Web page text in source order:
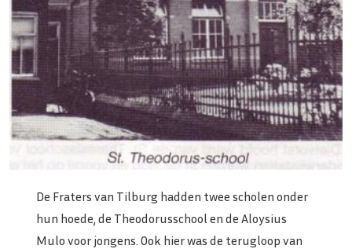
De Fraters van Tilburg hadden twee scholen onder
hun hoede, de Theodorusschool en de Aloysius
Mulo voor jongens. Ook hier was de terugloop van